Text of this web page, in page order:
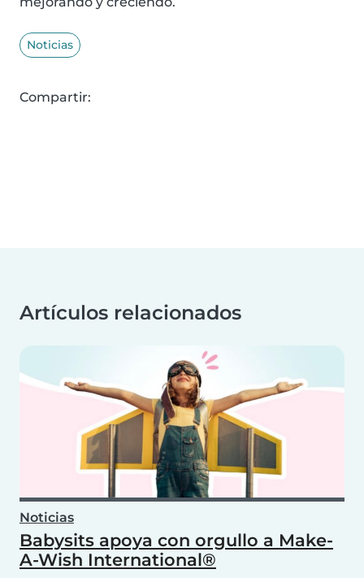
Noticias
Compartir:
Artículos relacionados
Noticias
Babysits apoya con orgullo a Make-
A-Wish International®